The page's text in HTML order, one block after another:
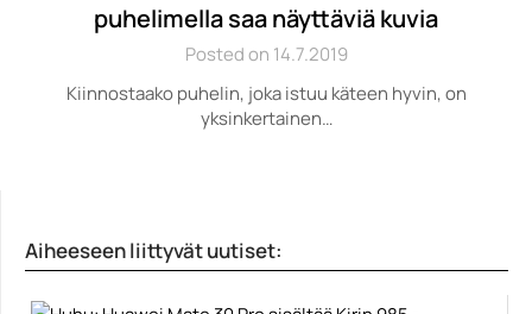
puhelimella saa näyttäviä kuvia
Posted on 14.7.2019
Kiinnostaako puhelin, joka istuu käteen hyvin, on
yksinkertainen…
Aiheeseen liittyvät uutiset: